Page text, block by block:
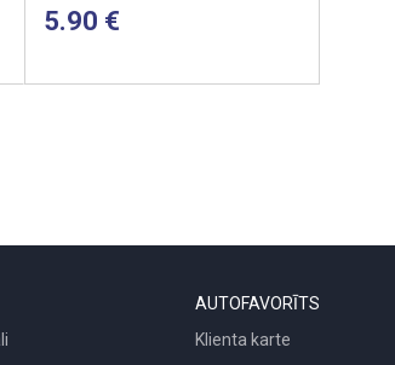
5.90
AUTOFAVORĪTS
Klienta karte